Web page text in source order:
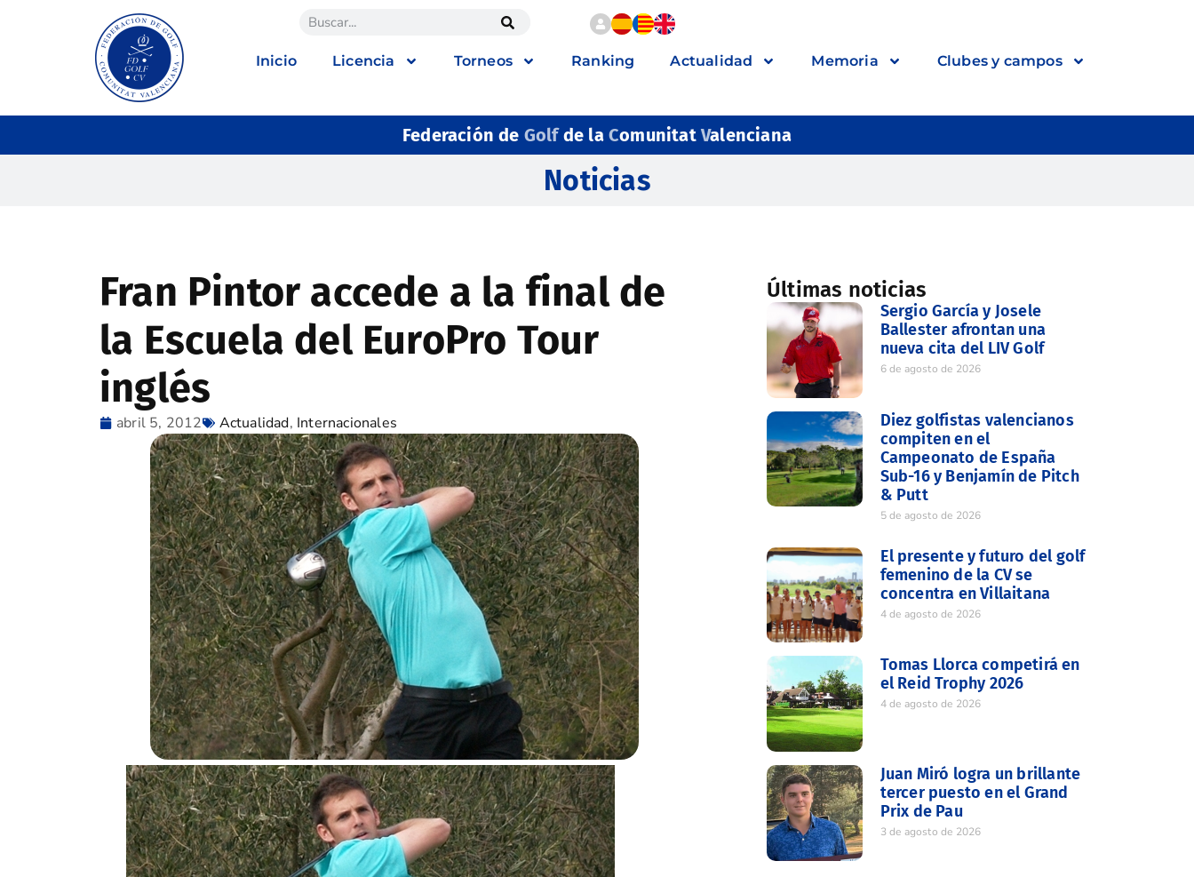
Inicio Licencia Torneos Ranking Actualidad Memoria Clubes y campos
Federación de Golfde la ComunitatValenciana
Noticias
Fran Pintor accede a la final de
la Escuela del EuroPro Tour
inglés
abril 5, 2012 Actualidad, Internacionales
Últimas noticias
Sergio García y Josele
Ballester afrontan una
nueva cita del LIV Golf
6 de agosto de 2026
Diez golfistas valencianos
compiten en el
Campeonato de España
Sub-16 y Benjamín de Pitch
& Putt
5 de agosto de 2026
El presente y futuro del golf
femenino de la CV se
concentra en Villaitana
4 de agosto de 2026
Tomas Llorca competirá en
el Reid Trophy 2026
4 de agosto de 2026
Juan Miró logra un brillante
tercer puesto en el Grand
Prix de Pau
3 de agosto de 2026